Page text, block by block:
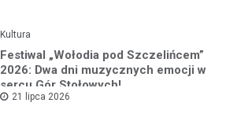
Kultura
Festiwal „Wołodia pod Szczelińcem”
2026: Dwa dni muzycznych emocji w
sercu Gór Stołowych!
21 lipca 2026